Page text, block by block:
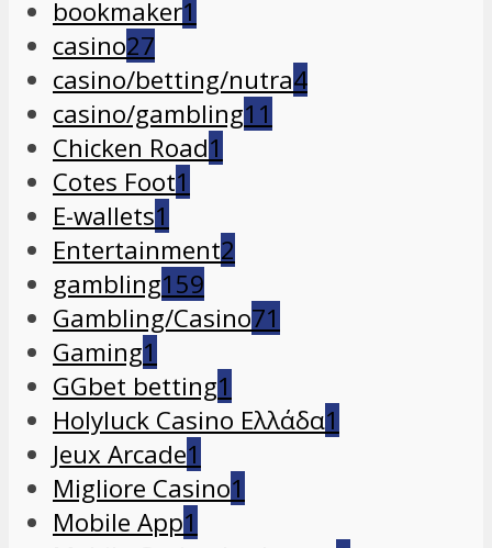
bookmaker1
casino27
casino/betting/nutra4
casino/gambling11
Chicken Road1
Cotes Foot1
E-wallets1
Entertainment2
gambling159
Gambling/Casino71
Gaming1
GGbet betting1
Holyluck Casino Ελλάδα1
Jeux Arcade1
Migliore Casino1
Mobile App1